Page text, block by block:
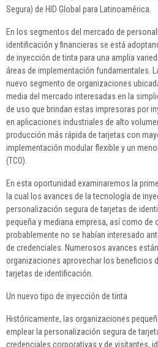
Segura) de HID Global para Latinoamérica.
En los segmentos del mercado de
identificación y financieras se está
de inyección de tinta para una amplia
áreas de implementación fundamentales.
nuevo segmento de organizaciones
media del mercado interesadas en la
de uso que brindan estas impresoras por
en aplicaciones industriales de alto
producción más rápida de tarjetas con
implementación modular flexible y un
(TCO).
En esta oportunidad examinaremos la
la cual los avances de la tecnología de
personalización segura de tarjetas de
pequeña y mediana empresa, así como de
probablemente no se habían interesado
de credenciales. Numerosos avances
organizaciones aprovechar los beneficios
tarjetas de identificación.
Un nuevo tipo de inyección de tinta
Históricamente, las organizaciones
emplear la personalización segura de
credenciales corporativas y de visitantes,